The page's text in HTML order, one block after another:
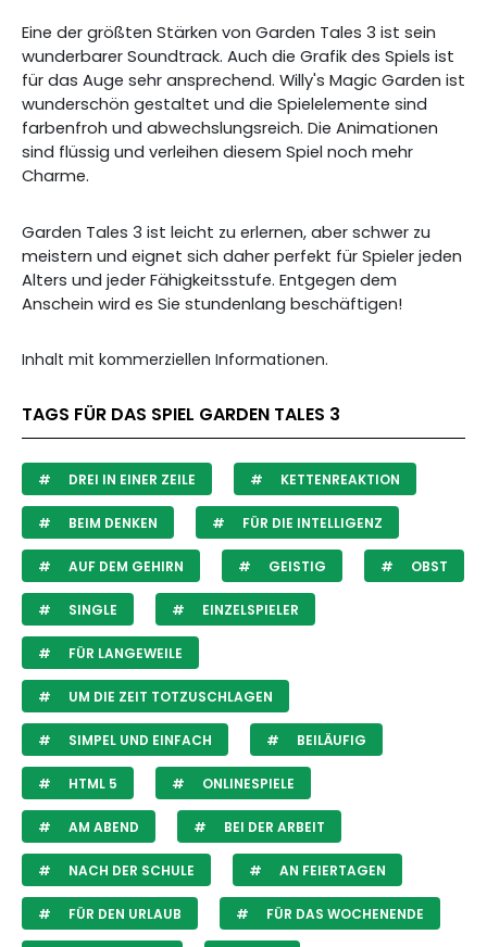
Eine der größten Stärken von Garden Tales 3 ist sein
wunderbarer Soundtrack. Auch die Grafik des Spiels ist
für das Auge sehr ansprechend. Willy's Magic Garden ist
wunderschön gestaltet und die Spielelemente sind
farbenfroh und abwechslungsreich. Die Animationen
sind flüssig und verleihen diesem Spiel noch mehr
Charme.
Garden Tales 3 ist leicht zu erlernen, aber schwer zu
meistern und eignet sich daher perfekt für Spieler jeden
Alters und jeder Fähigkeitsstufe. Entgegen dem
Anschein wird es Sie stundenlang beschäftigen!
Inhalt mit kommerziellen Informationen.
TAGS FÜR DAS SPIEL GARDEN TALES 3
DREI IN EINER ZEILE KETTENREAKTION
BEIM DENKEN FÜR DIE INTELLIGENZ
AUF DEM GEHIRN GEISTIG OBST
SINGLE EINZELSPIELER
FÜR LANGEWEILE
UM DIE ZEIT TOTZUSCHLAGEN
SIMPEL UND EINFACH BEILÄUFIG
HTML 5 ONLINESPIELE
AM ABEND BEI DER ARBEIT
NACH DER SCHULE AN FEIERTAGEN
FÜR DEN URLAUB FÜR DAS WOCHENENDE